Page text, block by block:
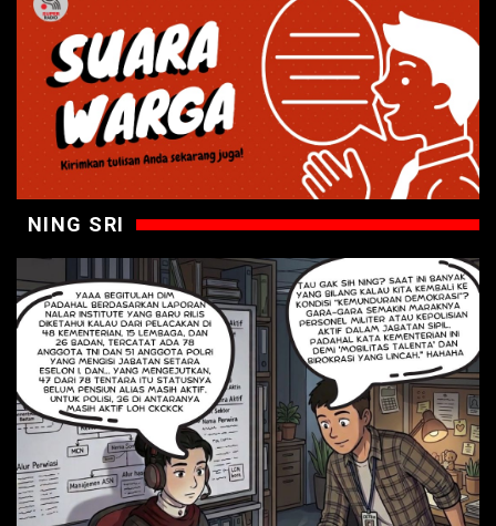
NING SRI